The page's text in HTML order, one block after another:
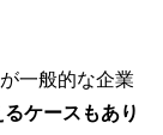
一般的な企業
ケースもあり